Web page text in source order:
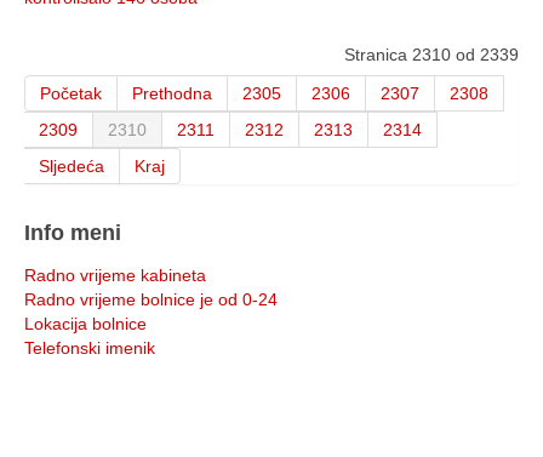
Stranica 2310 od 2339
Početak
Prethodna 2305 2306 2307
2308
2309
2310 2311 2312 2313
2314
Sljedeća
Kraj
Info meni
Radno vrijeme kabineta
Radno vrijeme bolnice je od 0-24
Lokacija bolnice
Telefonski imenik